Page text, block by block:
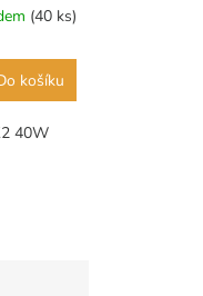
(40 ks)
košíku
40W